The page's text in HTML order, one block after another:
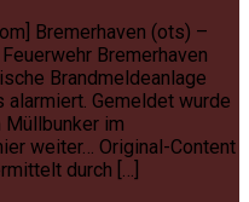
Bremerhaven (ots) –
Bremerhaven
Brandmeldeanlage
alarmiert. Gemeldet wurde
Müllbunker im
weiter… Original-Content
durch […]